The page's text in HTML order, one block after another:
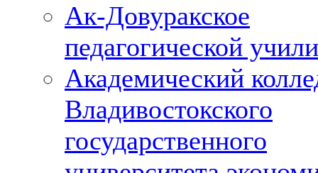
Ак-Довуракское
педагогической
Академический
Владивостокского
государственного